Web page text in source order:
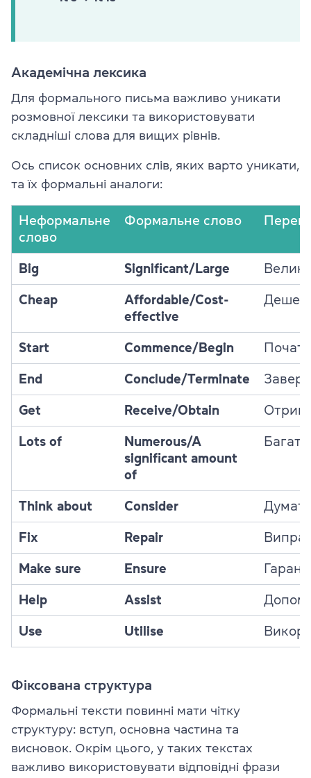
Академічна лексика
Для формального письма важливо уникати
розмовної лексики та використовувати
складніші слова для вищих рівнів.
Ось список основних слів, яких варто уникати,
та їх формальні аналоги:
Неформальне
слово
Формальне слово
Big Significant/Large
Cheap
Affordable/Cost-
effective
Start Commence/Begin
End Conclude/Terminate
Get Receive/Obtain
Lots of
Numerous/A
significant amount
of
Багато
Think about Consider
Fix Repair
Make sure Ensure
Help Assist
Use Utilise
Фіксована структура
Формальні тексти повинні мати чітку
структуру: вступ, основна частина та
висновок. Окрім цього, у таких текстах
важливо використовувати відповідні фрази